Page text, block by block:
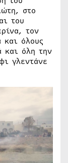
στο
του
τον
όλους
και όλη την
γλεντάνε